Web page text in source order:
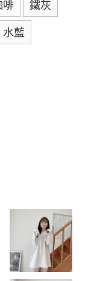
啡 鐵灰
水藍